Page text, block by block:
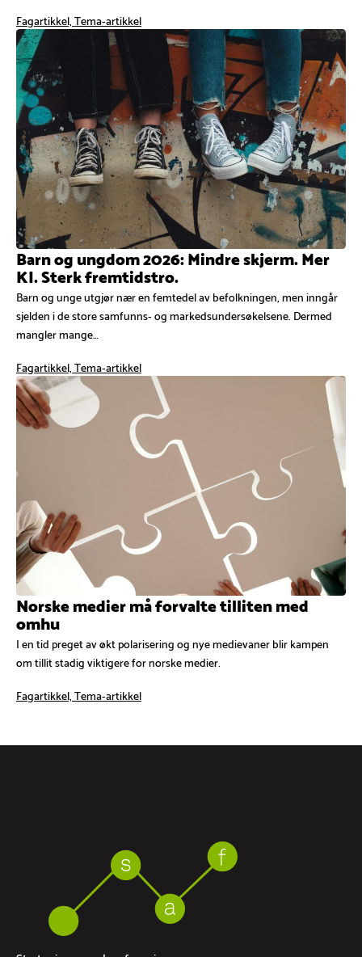
Fagartikkel, Tema-artikkel
Barn og ungdom 2026: Mindre skjerm. Mer
KI. Sterk fremtidstro.
Barn og unge utgjør nær en femtedel av befolkningen, men inngår
sjelden i de store samfunns- og markedsundersøkelsene. Dermed
mangler mange…
Fagartikkel, Tema-artikkel
Norske medier må forvalte tilliten med
omhu
I en tid preget av økt polarisering og nye medievaner blir kampen
om tillit stadig viktigere for norske medier.
Fagartikkel, Tema-artikkel